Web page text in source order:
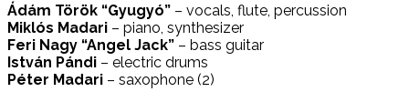
Ádám Török “Gyugyó” – vocals, flute, percussion
Miklós Madari – piano, synthesizer
Feri Nagy “Angel Jack” – bass guitar
István Pándi – electric drums
Péter Madari – saxophone (2)